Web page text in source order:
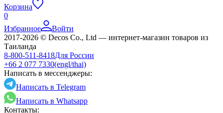
Корзина
0
Избранное
Войти
2017-2026 © Decos Co., Ltd — интернет-магазин товаров из
Таиланда
8-800-511-8418Для России
+66 2 077 7330(engl/thai)
Написать в мессенджеры:
Написать в Telegram
Написать в Whatsapp
Контакты: